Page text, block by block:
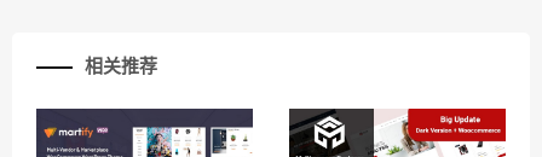
相关推荐